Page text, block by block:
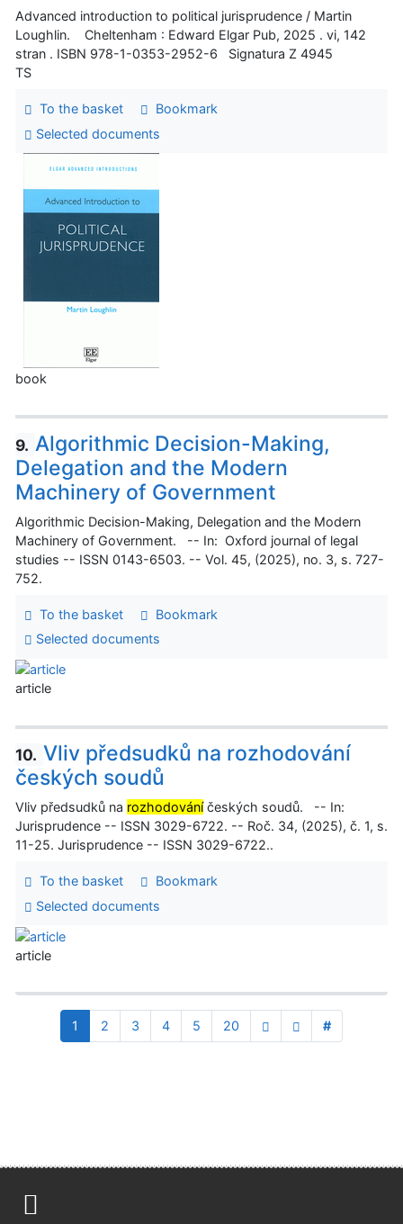
Advanced introduction to political jurisprudence / Martin
Loughlin. Cheltenham : Edward Elgar Pub, 2025 . vi, 142
stran . ISBN 978-1-0353-2952-6 Signatura Z 4945
TS
To the basket
Bookmark
Selected documents
book
9. Algorithmic Decision-Making,
Delegation and the Modern
Machinery of Government
Algorithmic Decision-Making, Delegation and the Modern
Machinery of Government. -- In: Oxford journal of legal
studies -- ISSN 0143-6503. -- Vol. 45, (2025), no. 3, s. 727-
752.
To the basket
Bookmark
Selected documents
article
10. Vliv předsudků na rozhodování
českých soudů
Vliv předsudků na rozhodováníčeských soudů. -- In:
Jurisprudence -- ISSN 3029-6722. -- Roč. 34, (2025), č. 1, s.
11-25. Jurisprudence -- ISSN 3029-6722..
To the basket
Bookmark
Selected documents
article
1 2 3 4 5 20 #